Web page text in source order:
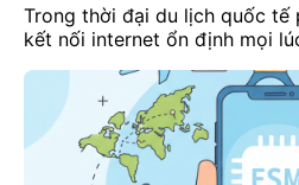
Trong thời đại du lịch quốc tế
kết nối internet ổn định mọi
còn phải lo mua SIM vật lý ở
tại sân bay hay tốn phí